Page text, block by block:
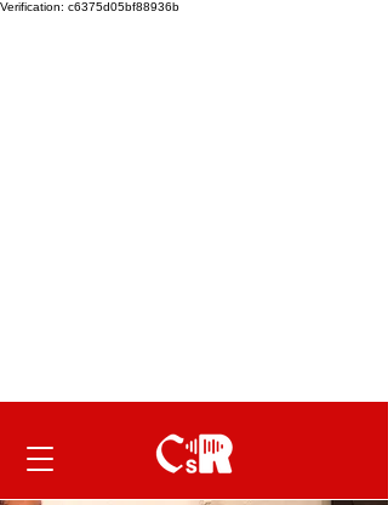
Verification: c6375d05bf88936b